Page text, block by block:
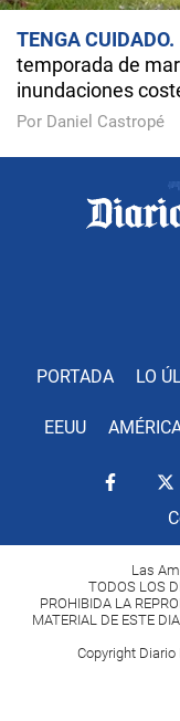
TENGA CUIDADO
temporada de
inundaciones
Por Daniel Castropé
PORTADA LO
EEUU
Las
TODOS LOS
PROHIBIDA LA
MATERIAL DE ESTE
Copyright